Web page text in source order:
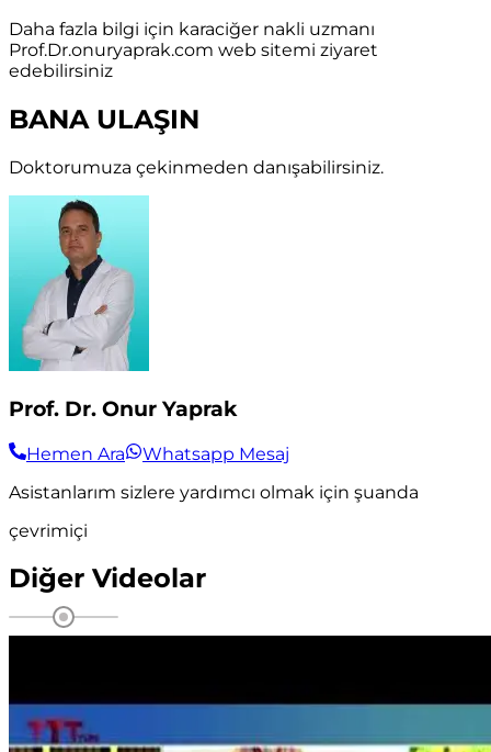
Daha fazla bilgi için karaciğer nakli uzmanı
Prof.Dr.onuryaprak.com web sitemi ziyaret
edebilirsiniz
BANA ULAŞIN
Doktorumuza çekinmeden danışabilirsiniz.
Prof. Dr. Onur Yaprak
Hemen Ara
Whatsapp Mesaj
Asistanlarım sizlere yardımcı olmak için şuanda
çevrimiçi
Diğer Videolar